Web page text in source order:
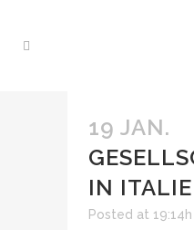
19 JAN.
IN
Posted at 19:14h